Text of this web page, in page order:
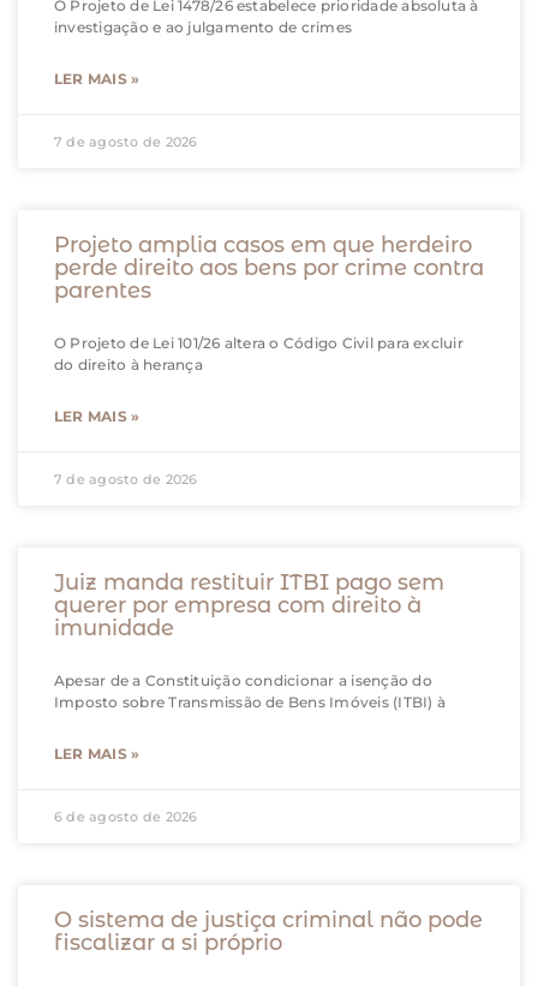
O Projeto de Lei 1478/26 estabelece prioridade absoluta à
investigação e ao julgamento de crimes
LER MAIS »
7 de agosto de 2026
Projeto amplia casos em que herdeiro
perde direito aos bens por crime contra
parentes
O Projeto de Lei 101/26 altera o Código Civil para excluir
do direito à herança
LER MAIS »
7 de agosto de 2026
Juiz manda restituir ITBI pago sem
querer por empresa com direito à
imunidade
Apesar de a Constituição condicionar a isenção do
Imposto sobre Transmissão de Bens Imóveis (ITBI) à
LER MAIS »
6 de agosto de 2026
O sistema de justiça criminal não pode
fiscalizar a si próprio